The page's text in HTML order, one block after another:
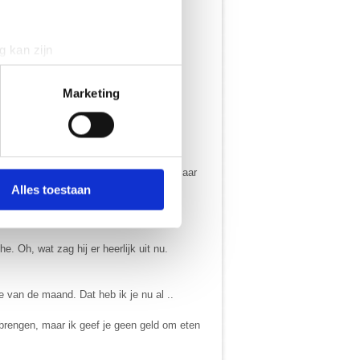
kan zijn
detailgedeeltein. U kunt uw
partners voor social
die je aan ze hebt
Marketing
Alles toestaan
toen al dat ik het zelf op moest
dom, naïef. Ik was nog een klein
belde.
van die zaken, dus geef nu maar
Oh, wat zag hij er heerlijk uit nu.
van de maand. Dat heb ik je nu al ..
maar ik geef je geen geld om eten